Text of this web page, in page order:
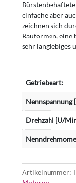
einfache aber
zeichnen sich
Bauformen, eine
sehr langlebiges
Getriebeart:
Nennspannung
Drehzahl [U/
Artikelnummer: